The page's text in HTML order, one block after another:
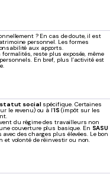
? En cas de doute, il est
personnel. Les formes
aux apports.
formalités, reste plus exposée, même
En bref, plus l’activité est
statut socialspécifique. Certaines
le revenu) ou à l’IS (impôt sur les
du régime des travailleurs non
couverture plus basique. En SASU
avec des charges plus élevées. Le bon
et volonté de réinvestir ou non.